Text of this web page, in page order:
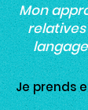
Mon
Je prends